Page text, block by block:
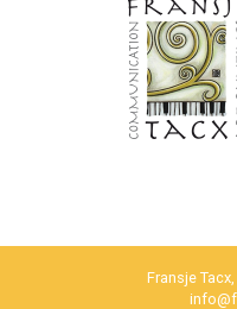
Fransje